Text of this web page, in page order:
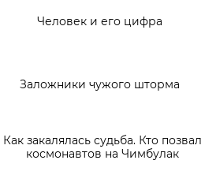
Человек и его цифра
Заложники чужого шторма
Как закалялась судьба. Кто позвал
космонавтов на Чимбулак